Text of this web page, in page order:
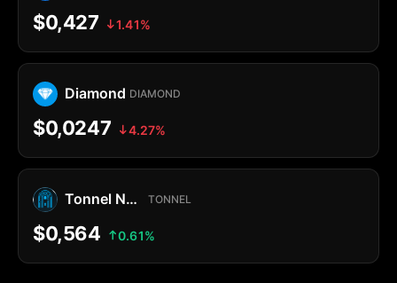
$0,427 1.41%
Diamond DIAMOND
$0,0247 4.27%
Tonnel Network Token TONNEL
$0,564 0.61%